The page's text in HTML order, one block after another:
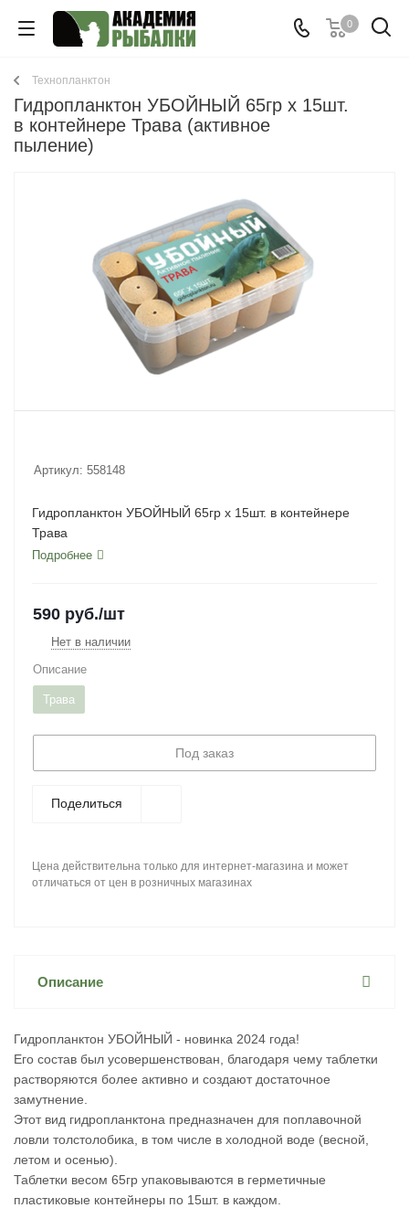
0
Технопланктон
Гидропланктон УБОЙНЫЙ 65гр х 15шт.
в контейнере Трава (активное
пыление)
Артикул: 558148
Гидропланктон УБОЙНЫЙ 65гр х 15шт. в контейнере
Трава
Подробнее
590 руб./шт
Нет в наличии
Описание
Трава
Под заказ
Поделиться
Цена действительна только для интернет-магазина и может
отличаться от цен в розничных магазинах
Описание
Гидропланктон УБОЙНЫЙ - новинка 2024 года!
Его состав был усовершенствован, благодаря чему таблетки
растворяются более активно и создают достаточное
замутнение.
Этот вид гидропланктона предназначен для поплавочной
ловли толстолобика, в том числе в холодной воде (весной,
летом и осенью).
Таблетки весом 65гр упаковываются в герметичные
пластиковые контейнеры по 15шт. в каждом.